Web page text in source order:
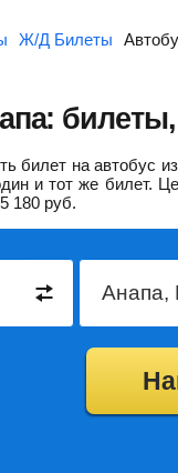
Ж/Д Билеты
билет на автобус
и тот же билет.
5 180 руб.